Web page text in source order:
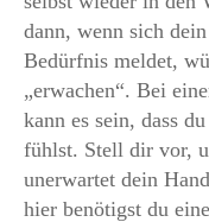
dann, wenn sich
Bedürfnis meldet,
„erwachen“. Bei
kann es sein, dass
fühlst. Stell dir vor,
unerwartet dein
hier benötigst du